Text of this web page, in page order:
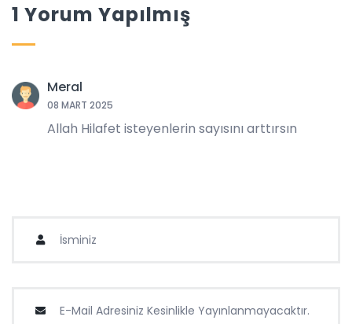
1 Yorum Yapılmış
Meral
08 MART 2025
Allah Hilafet isteyenlerin sayısını arttırsın